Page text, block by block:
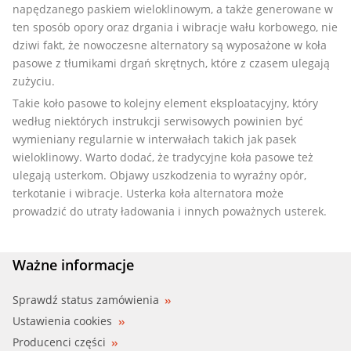
napędzanego paskiem wieloklinowym, a także generowane w
ten sposób opory oraz drgania i wibracje wału korbowego, nie
dziwi fakt, że nowoczesne alternatory są wyposażone w koła
pasowe z tłumikami drgań skrętnych, które z czasem ulegają
zużyciu.
Takie koło pasowe to kolejny element eksploatacyjny, który
według niektórych instrukcji serwisowych powinien być
wymieniany regularnie w interwałach takich jak pasek
wieloklinowy. Warto dodać, że tradycyjne koła pasowe też
ulegają usterkom. Objawy uszkodzenia to wyraźny opór,
terkotanie i wibracje. Usterka koła alternatora może
prowadzić do utraty ładowania i innych poważnych usterek.
Ważne informacje
Sprawdź status zamówienia
Ustawienia cookies
Producenci części